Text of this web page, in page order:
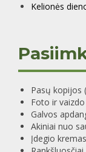
Kelionės
Pasų kopijos
Foto ir
Galvos
Akiniai nuo
Įdegio